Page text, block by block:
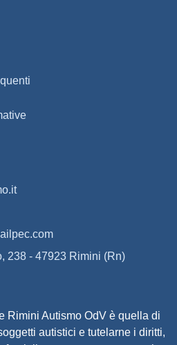
Rimini Autismo OdV è quella di
autistici e tutelarne i diritti,
238 - 47923 Rimini (Rn)